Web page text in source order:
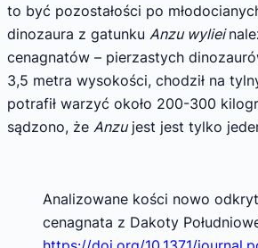
to być pozostałości po
dinozaura z gatunku Anzu wyliei
cenagnatów – pierzastych
3,5 metra wysokości, chodził na
potrafił warzyć około 200-300
sądzono, że Anzujest jest tylko
Analizowane kości nowo
cenagnata z Dakoty